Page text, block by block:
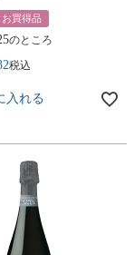
お買得品
のところ
税込
入れる